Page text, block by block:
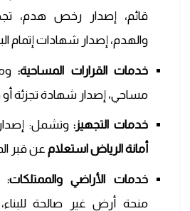
قائم، إصدار رخص هدم،
والهدم، إصدار شهادات إتمام
خدمات القرارات المساحية:
مساحي، إصدار شهادة تجزئة
خدمات التجهيز:وتشمل:
أمانة الرياضاستعلام عن قبر
خدمات الأراضي والممتلكات:
منحة أرض غير صالحة